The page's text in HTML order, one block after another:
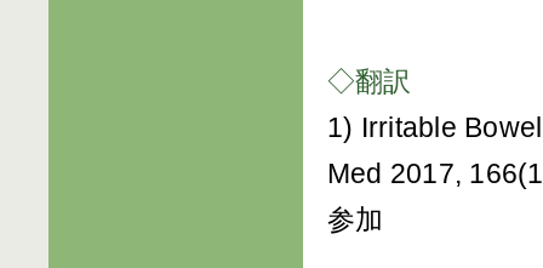
◇翻訳
1) Irritable
Med 2017,
参加